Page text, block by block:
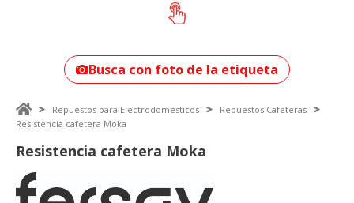
¿Cómo encontrar
tu modelo?
Busca con foto de la etiqueta
Repuestos para Electrodomésticos
Repuestos Cafeteras
Resistencia cafetera Moka
Resistencia cafetera Moka